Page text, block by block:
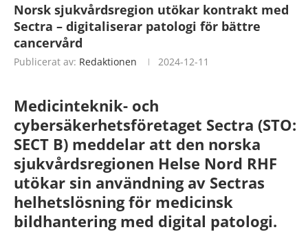
Norsk sjukvårdsregion utökar kontrakt med
Sectra – digitaliserar patologi för bättre
cancervård
Publicerat av: Redaktionen 2024-12-11
Medicinteknik- och
cybersäkerhetsföretaget Sectra (STO:
SECT B) meddelar att den norska
sjukvårdsregionen Helse Nord RHF
utökar sin användning av Sectras
helhetslösning för medicinsk
bildhantering med digital patologi.